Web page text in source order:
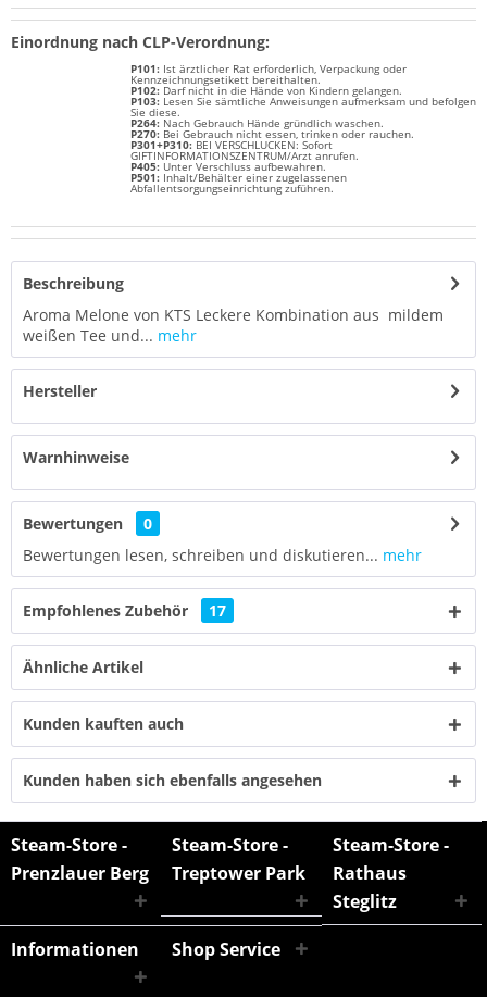
Einordnung nach CLP-Verordnung:
P101: Ist ärztlicher Rat erforderlich, Verpackung oder
Kennzeichnungsetikett bereithalten.
P102: Darf nicht in die Hände von Kindern gelangen.
P103: Lesen Sie sämtliche Anweisungen aufmerksam und befolgen
Sie diese.
P264: Nach Gebrauch Hände gründlich waschen.
P270: Bei Gebrauch nicht essen, trinken oder rauchen.
P301+P310: BEI VERSCHLUCKEN: Sofort
GIFTINFORMATIONSZENTRUM/Arzt anrufen.
P405: Unter Verschluss aufbewahren.
P501: Inhalt/Behälter einer zugelassenen
Abfallentsorgungseinrichtung zuführen.
Beschreibung
Aroma Melone von KTS Leckere Kombination aus mildem
weißen Tee und... mehr
Hersteller
Warnhinweise
Bewertungen
0
Bewertungen lesen, schreiben und diskutieren... mehr
Empfohlenes Zubehör 17
Ähnliche Artikel
Kunden kauften auch
Kunden haben sich ebenfalls angesehen
Steam-Store -
Prenzlauer Berg
Steam-Store -
Treptower Park
Steam-Store -
Rathaus
Steglitz
Informationen
Shop Service